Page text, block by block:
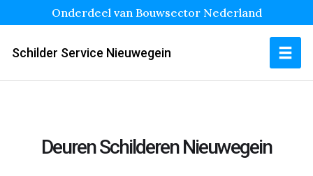
Onderdeel van Bouwsector Nederland
Schilder Service Nieuwegein
Deuren Schilderen Nieuwegein